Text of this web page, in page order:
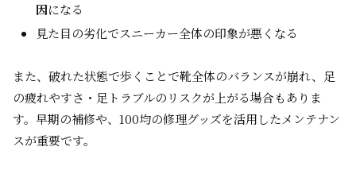
因になる
見た目の劣化でスニーカー全体の印象が悪くなる
また、破れた状態で歩くことで靴全体のバランスが崩れ、足
の疲れやすさ・足トラブルのリスクが上がる場合もありま
す。早期の補修や、100均の修理グッズを活用したメンテナン
スが重要です。